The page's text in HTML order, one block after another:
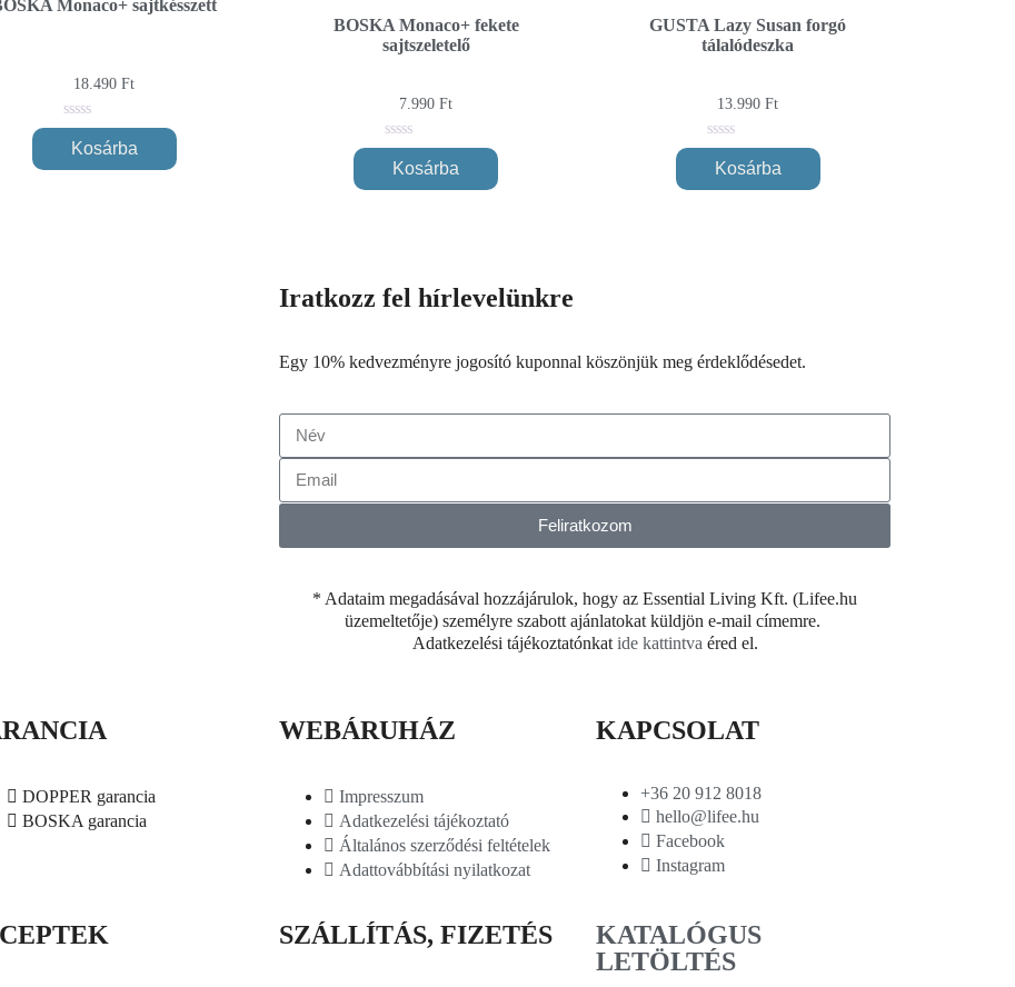
Monaco+ sajtkésszett
18.490Ft
0
out
of
5
Kosárba
BOSKA Monaco+ fekete
sajtszeletelő
7.990Ft
0
out
of
5
Kosárba
GUSTA Lazy Susan forgó
tálalódeszka
13.990Ft
0
out
of
5
Kosárba
Iratkozz fel hírlevelünkre
Egy 10% kedvezményre jogosító kuponnal köszönjük meg érdeklődésedet.
Feliratkozom
* Adataim megadásával hozzájárulok, hogy az Essential Living Kft. (Lifee.hu
üzemeltetője) személyre szabott ajánlatokat küldjön e-mail címemre.
Adatkezelési tájékoztatónkat ide kattintva éred el.
DOPPER garancia
BOSKA garancia
WEBÁRUHÁZ
Impresszum
Adatkezelési tájékoztató
Általános szerződési feltételek
Adattovábbítási nyilatkozat
KAPCSOLAT
+36 20 912 8018
hello@lifee.hu
Facebook
Instagram
SZÁLLÍTÁS, FIZETÉS
KATALÓGUS
LETÖLTÉS